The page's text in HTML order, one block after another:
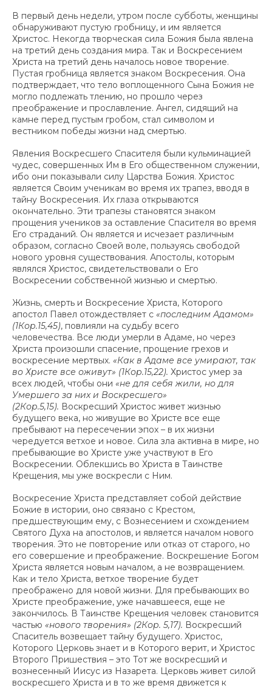
В первый день недели, утром после субботы, женщины
обнаруживают пустую гробницу, и им является
Христос. Некогда творческая сила Божия была явлена
на третий день создания мира. Так и Воскресением
Христа на третий день началось новое творение.
Пустая гробница является знаком Воскресения. Она
подтверждает, что тело воплощенного Сына Божия не
могло подлежать тлению, но прошло через
преображение и прославление. Ангел, сидящий на
камне перед пустым гробом, стал символом и
вестником победы жизни над смертью.
Явления Воскресшего Спасителя были кульминацией
чудес, совершенных Им в Его общественном служении,
ибо они показывали силу Царства Божия. Христос
является Своим ученикам во время их трапез, вводя в
тайну Воскресения. Их глаза открываются
окончательно. Эти трапезы становятся знаком
прощения учеников за оставление Спасителя во время
Его страданий. Он является и исчезает различным
образом, согласно Своей воле, пользуясь свободой
нового уровня существования. Апостолы, которым
являлся Христос, свидетельствовали о Его
Воскресении собственной жизнью и смертью.
Жизнь, смерть и Воскресение Христа, Которого
апостол Павел отождествляет с «последним Адамом»
(1Кор.15,45), повлияли на судьбу всего
человечества. Все люди умерли в Адаме, но через
Христа произошли спасение, прощение грехов и
воскресение мертвых. «Как в Адаме все умирают, так
во Христе все оживут» (1Кор.15,22). Христос умер за
всех людей, чтобы они «не для себя жили, но для
Умершего за них и Воскресшего»
(2Кор.5,15). Воскресший Христос живет жизнью
будущего века, но живущие во Христе все еще
пребывают на пересечении эпох – в их жизни
чередуется ветхое и новое. Сила зла активна в мире, но
пребывающие во Христе уже участвуют в Его
Воскресении. Облекшись во Христа в Таинстве
Крещения, мы уже воскресли с Ним.
Воскресение Христа представляет собой действие
Божие в истории, оно связано с Крестом,
предшествующим ему, с Вознесением и схождением
Святого Духа на апостолов, и является началом нового
творения. Это не повторение или отказ от старого, но
его совершение и преображение. Воскрешение Богом
Христа является новым началом, а не возвращением.
Как и тело Христа, ветхое творение будет
преображено для новой жизни. Для пребывающих во
Христе преображение, уже начавшееся, еще не
закончилось. В Таинстве Крещения человек становится
частью «нового творения» (2Кор. 5,17). Воскресший
Спаситель возвещает тайну будущего. Христос,
Которого Церковь знает и в Которого верит, и Христос
Второго Пришествия – это Тот же воскресший и
вознесенный Иисус из Назарета. Церковь живет силой
воскресшего Христа и в то же время движется к